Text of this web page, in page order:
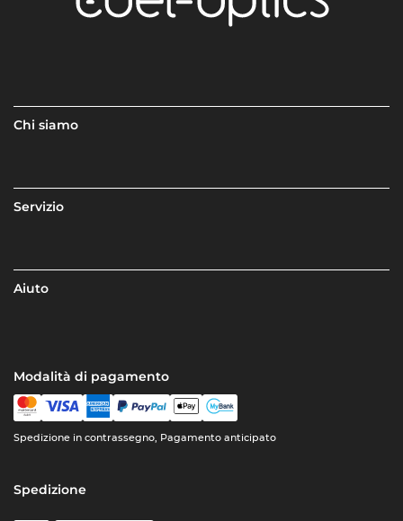
Chi siamo
Servizio
Aiuto
Modalità di pagamento
Spedizione in contrassegno, Pagamento anticipato
Spedizione